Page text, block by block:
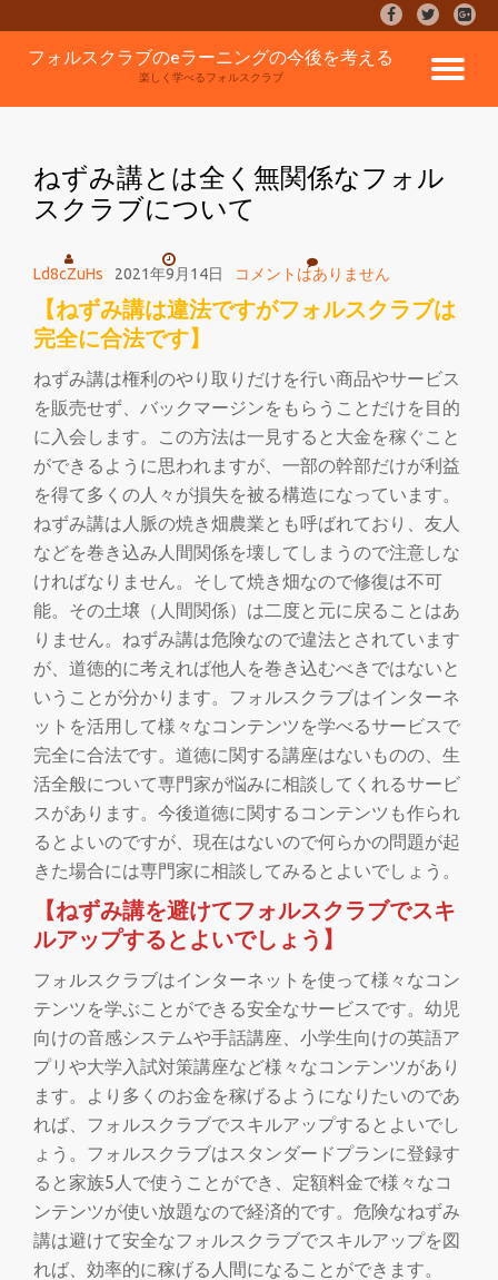
fa-
facebook
fa-
twitter
fa-
plus-
square
ナ
シ
ン
を
切
り
替
え
フォルスクラブのeラーニングの今後を考える
楽しく学べるフォルスクラブ
ねずみ講とは全く無関係なフォル
スクラブについて
Ld8cZuHs 2021年9月14日 コメントはありません
【ねずみ講は違法ですがフォルスクラブは
完全に合法です】
ねずみ講は権利のやり取りだけを行い商品やサービス
を販売せず、バックマージンをもらうことだけを目的
に入会します。この方法は一見すると大金を稼ぐこと
ができるように思われますが、一部の幹部だけが利益
を得て多くの人々が損失を被る構造になっています。
ねずみ講は人脈の焼き畑農業とも呼ばれており、友人
などを巻き込み人間関係を壊してしまうので注意しな
ければなりません。そして焼き畑なので修復は不可
能。その土壌（人間関係）は二度と元に戻ることはあ
りません。ねずみ講は危険なので違法とされています
が、道徳的に考えれば他人を巻き込むべきではないと
いうことが分かります。フォルスクラブはインターネ
ットを活用して様々なコンテンツを学べるサービスで
完全に合法です。道徳に関する講座はないものの、生
活全般について専門家が悩みに相談してくれるサービ
スがあります。今後道徳に関するコンテンツも作られ
るとよいのですが、現在はないので何らかの問題が起
きた場合には専門家に相談してみるとよいでしょう。
【ねずみ講を避けてフォルスクラブでスキ
ルアップするとよいでしょう】
フォルスクラブはインターネットを使って様々なコン
テンツを学ぶことができる安全なサービスです。幼児
向けの音感システムや手話講座、小学生向けの英語ア
プリや大学入試対策講座など様々なコンテンツがあり
ます。より多くのお金を稼げるようになりたいのであ
れば、フォルスクラブでスキルアップするとよいでし
ょう。フォルスクラブはスタンダードプランに登録す
ると家族5人で使うことができ、定額料金で様々なコ
ンテンツが使い放題なので経済的です。危険なねずみ
講は避けて安全なフォルスクラブでスキルアップを図
れば、効率的に稼げる人間になることができます。